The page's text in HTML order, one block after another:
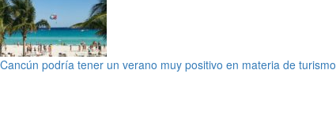
Cancún podría tener un verano muy positivo en materia de turismo